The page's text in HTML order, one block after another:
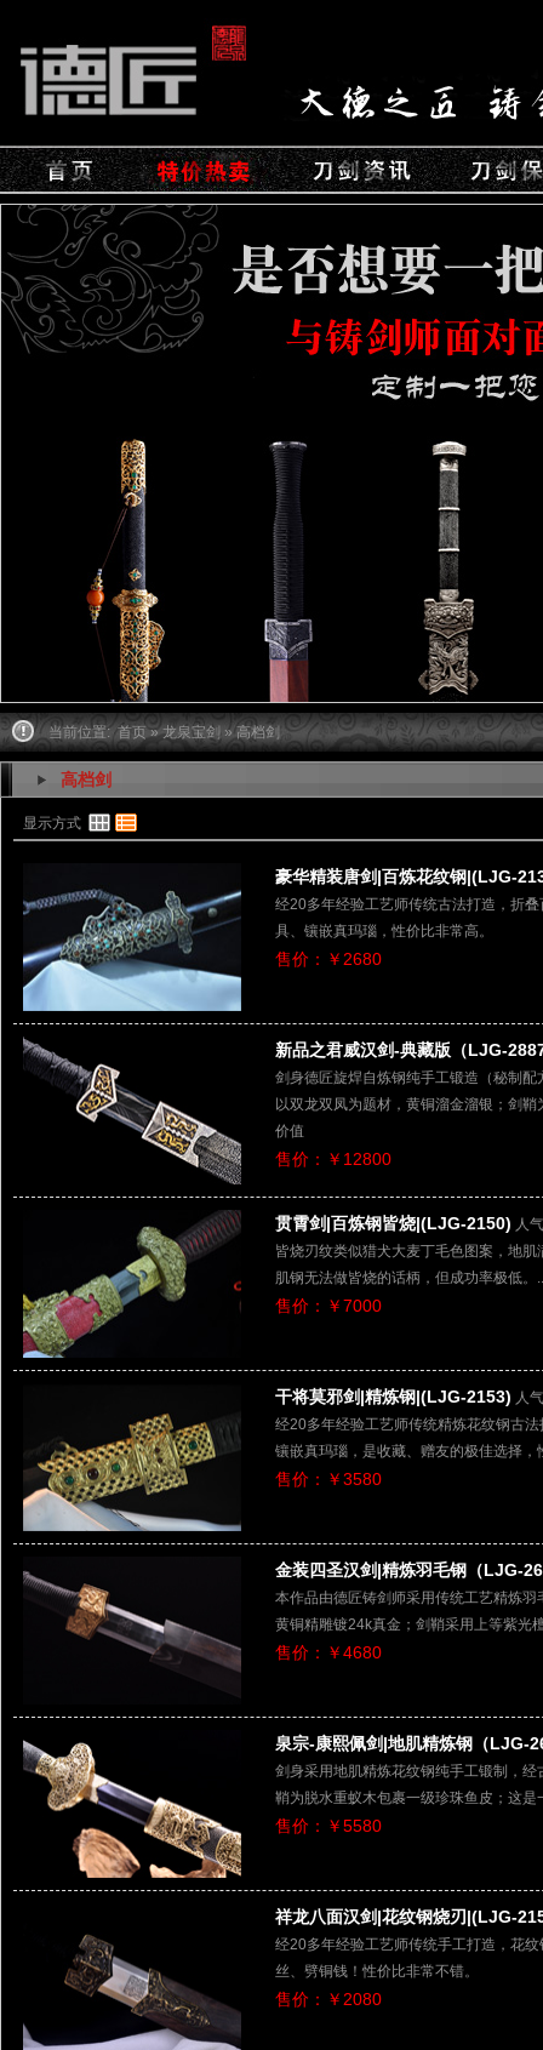
当前位置: 首页»龙泉宝剑 » 高档剑
高档剑
显示方式
豪华精装唐剑|百炼花纹钢|(LJG-
经20多年经验工艺师传统古法打造，折
具、镶嵌真玛瑙，性价比非常高。
售价：￥2680
新品之君威汉剑-典藏版（LJG-
剑身德匠旋焊自炼钢纯手工锻造（秘制
以双龙双凤为题材，黄铜溜金溜银；剑
价值
售价：￥12800
贯霄剑|百炼钢皆烧|(LJG-2150) 人
皆烧刃纹类似猎犬大麦丁毛色图案，地
肌钢无法做皆烧的话柄，但成功率极低。
售价：￥7000
干将莫邪剑|精炼钢|(LJG-2153) 人
经20多年经验工艺师传统精炼花纹钢古
镶嵌真玛瑙，是收藏、赠友的极佳选择，
售价：￥3580
金装四圣汉剑|精炼羽毛钢（LJG-
本作品由德匠铸剑师采用传统工艺精炼
黄铜精雕镀24k真金；剑鞘采用上等紫光
售价：￥4680
泉宗-康熙佩剑|地肌精炼钢（LJG-
剑身采用地肌精炼花纹钢纯手工锻制，
鞘为脱水重蚁木包裹一级珍珠鱼皮；这
售价：￥5580
祥龙八面汉剑|花纹钢烧刃|(LJG-
经20多年经验工艺师传统手工打造，花
丝、劈铜钱！性价比非常不错。
售价：￥2080